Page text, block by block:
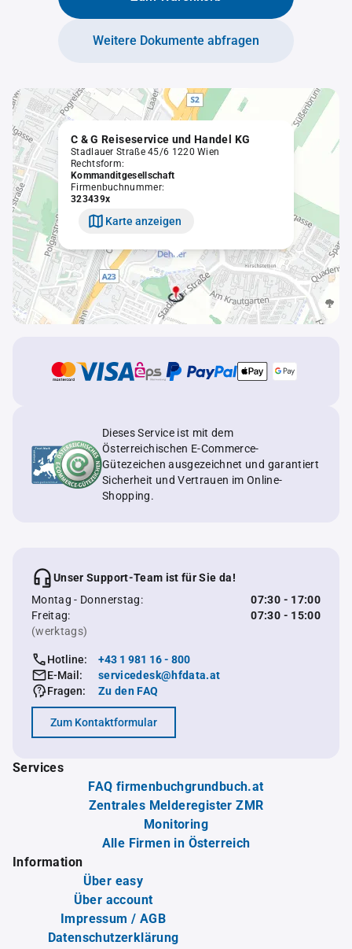
Weitere Dokumente abfragen
C & G Reiseservice und Handel KG
Stadlauer Straße 45/6 1220 Wien
Rechtsform:
Kommanditgesellschaft
Firmenbuchnummer:
323439x
Karte anzeigen
Dieses Service ist mit dem
Österreichischen E-Commerce-
Gütezeichen ausgezeichnet und garantiert
Sicherheit und Vertrauen im Online-
Shopping.
Unser Support-Team ist für Sie da!
Montag - Donnerstag:
07:30 - 17:00
Freitag:
07:30 - 15:00
(werktags)
Hotline:
+43 1 981 16 - 800
E-Mail:
servicedesk@hfdata.at
Fragen:
Zu den FAQ
Zum Kontaktformular
Services
FAQ firmenbuchgrundbuch.at
Zentrales Melderegister ZMR
Monitoring
Alle Firmen in Österreich
Information
Über easy
Über account
Impressum / AGB
Datenschutzerklärung